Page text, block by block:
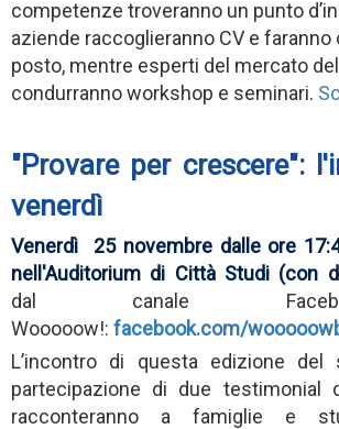
competenze troveranno un punto
aziende raccoglieranno CV e faranno
posto, mentre esperti del mercato
condurranno workshop e seminari.
"Provare per crescere":
venerdì
Venerdì 25 novembre dalle ore
nell'Auditorium di Città Studi (con
dal canale
Wooooow!: facebook.com/
L’incontro di questa edizione del
partecipazione di due testimonial
racconteranno a famiglie e